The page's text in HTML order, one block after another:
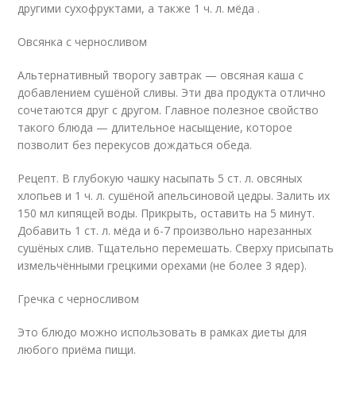
другими сухофруктами, а также 1 ч. л. мёда .
Овсянка с черносливом
Альтернативный творогу завтрак — овсяная каша с
добавлением сушёной сливы. Эти два продукта отлично
сочетаются друг с другом. Главное полезное свойство
такого блюда — длительное насыщение, которое
позволит без перекусов дождаться обеда.
Рецепт. В глубокую чашку насыпать 5 ст. л. овсяных
хлопьев и 1 ч. л. сушёной апельсиновой цедры. Залить их
150 мл кипящей воды. Прикрыть, оставить на 5 минут.
Добавить 1 ст. л. мёда и 6-7 произвольно нарезанных
сушёных слив. Тщательно перемешать. Сверху присыпать
измельчёнными грецкими орехами (не более 3 ядер).
Гречка с черносливом
Это блюдо можно использовать в рамках диеты для
любого приёма пищи.